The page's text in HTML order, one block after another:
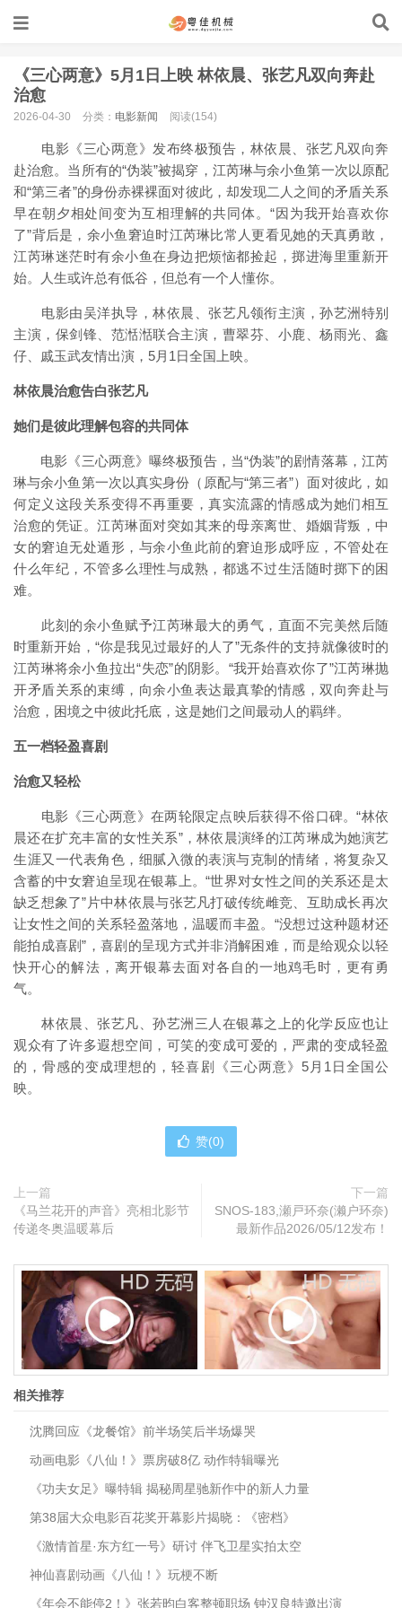
《三心两意》5月1日上映 林依晨、张艺凡双向奔赴
治愈
2026-04-30 分类： 电影新闻 阅读(154)
电影《三心两意》发布终极预告，林依晨、张艺凡双向奔
赴治愈。当所有的“伪装”被揭穿，江芮琳与余小鱼第一次以原配
和“第三者”的身份赤裸裸面对彼此，却发现二人之间的矛盾关系
早在朝夕相处间变为互相理解的共同体。“因为我开始喜欢你
了”背后是，余小鱼窘迫时江芮琳比常人更看见她的天真勇敢，
江芮琳迷茫时有余小鱼在身边把烦恼都捡起，掷进海里重新开
始。人生或许总有低谷，但总有一个人懂你。
电影由吴洋执导，林依晨、张艺凡领衔主演，孙艺洲特别
主演，保剑锋、范湉湉联合主演，曹翠芬、小鹿、杨雨光、鑫
仔、戚玉武友情出演，5月1日全国上映。
林依晨治愈告白张艺凡
她们是彼此理解包容的共同体
电影《三心两意》曝终极预告，当“伪装”的剧情落幕，江芮
琳与余小鱼第一次以真实身份（原配与“第三者”）面对彼此，如
何定义这段关系变得不再重要，真实流露的情感成为她们相互
治愈的凭证。江芮琳面对突如其来的母亲离世、婚姻背叛，中
女的窘迫无处遁形，与余小鱼此前的窘迫形成呼应，不管处在
什么年纪，不管多么理性与成熟，都逃不过生活随时掷下的困
难。
此刻的余小鱼赋予江芮琳最大的勇气，直面不完美然后随
时重新开始，“你是我见过最好的人了”无条件的支持就像彼时的
江芮琳将余小鱼拉出“失恋”的阴影。“我开始喜欢你了”江芮琳抛
开矛盾关系的束缚，向余小鱼表达最真挚的情感，双向奔赴与
治愈，困境之中彼此托底，这是她们之间最动人的羁绊。
五一档轻盈喜剧
治愈又轻松
电影《三心两意》在两轮限定点映后获得不俗口碑。“林依
晨还在扩充丰富的女性关系”，林依晨演绎的江芮琳成为她演艺
生涯又一代表角色，细腻入微的表演与克制的情绪，将复杂又
含蓄的中女窘迫呈现在银幕上。“世界对女性之间的关系还是太
缺乏想象了”片中林依晨与张艺凡打破传统雌竞、互助成长再次
让女性之间的关系轻盈落地，温暖而丰盈。“没想过这种题材还
能拍成喜剧”，喜剧的呈现方式并非消解困难，而是给观众以轻
快开心的解法，离开银幕去面对各自的一地鸡毛时，更有勇
气。
林依晨、张艺凡、孙艺洲三人在银幕之上的化学反应也让
观众有了许多遐想空间，可笑的变成可爱的，严肃的变成轻盈
的，骨感的变成理想的，轻喜剧《三心两意》5月1日全国公
映。
赞(0)
上一篇
《马兰花开的声音》亮相北影节
传递冬奥温暖幕后
下一篇
SNOS-183,瀬戸环奈(濑户环奈)
最新作品2026/05/12发布！
相关推荐
沈腾回应《龙餐馆》前半场笑后半场爆哭
动画电影《八仙！》票房破8亿 动作特辑曝光
《功夫女足》曝特辑 揭秘周星驰新作中的新人力量
第38届大众电影百花奖开幕影片揭晓：《密档》
《激情首星·东方红一号》研讨 伴飞卫星实拍太空
神仙喜剧动画《八仙！》玩梗不断
《年会不能停2！》张若昀白客整顿职场 钟汉良特邀出演